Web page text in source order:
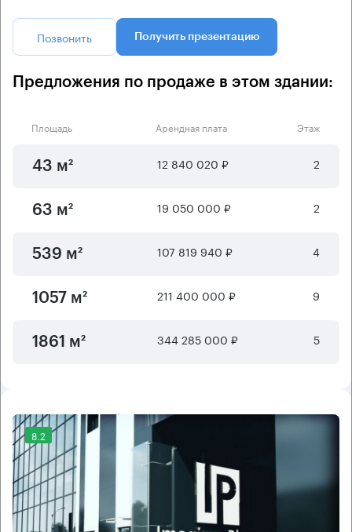
Позвонить Получить презентацию
Предложения по продаже в этом здании:
Площадь Арендная плата Этаж
43 м² 12 840 020 ₽ 2
63 м² 19 050 000 ₽ 2
539 м² 107 819 940 ₽ 4
1057 м² 211 400 000 ₽ 9
1861 м² 344 285 000 ₽ 5
8.2